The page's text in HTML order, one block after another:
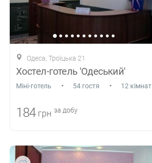
Одеса, Троїцька 21
Хостел-готель 'Одеський'
Міні-готель • 54 гостя • 12 кімнат
184 грн за добу